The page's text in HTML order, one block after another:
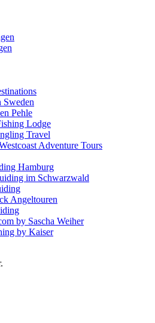
Sweden
Pehle
Lodge
Travel
Adventure Tours
Hamburg
im Schwarzwald
Angeltouren
by Sascha Weiher
by Kaiser